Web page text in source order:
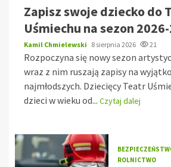
Zapisz swoje dziecko do
Uśmiechu na sezon
Kamil Chmielewski 8 sierpnia 2026 21
Rozpoczyna się nowy sezon
wraz z nim ruszają zapisy na
najmłodszych. Dziecięcy Teatr
dzieci w wieku od... Czytaj dalej
ROLNICTWO